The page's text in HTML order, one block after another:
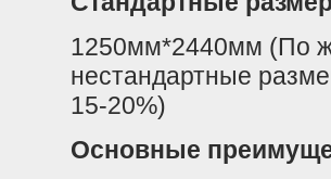
1250мм*2440мм (По
нестандартные
15-20%)
Основные